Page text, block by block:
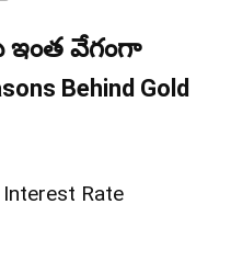
ఇంత వేగంగా
Behind Gold
Interest Rate